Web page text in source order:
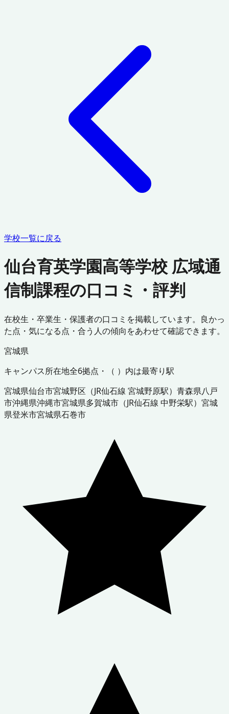
学校一覧に戻る
仙台育英学園高等学校 広域通
信制課程の口コミ・評判
在校生・卒業生・保護者の口コミを掲載しています。良かっ
た点・気になる点・合う人の傾向をあわせて確認できます。
宮城県
キャンパス所在地全6拠点・（ ）内は最寄り駅
宮城県仙台市宮城野区 （JR仙石線 宮城野原駅） 青森県八戸
市沖縄県沖縄市宮城県多賀城市 （JR仙石線 中野栄駅） 宮城
県登米市宮城県石巻市